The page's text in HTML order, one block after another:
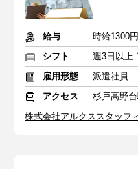
給与
時給1300
シフト
雇用形態
派遣社員
アクセス
杉戸高野
株式会社アルクススタッフ